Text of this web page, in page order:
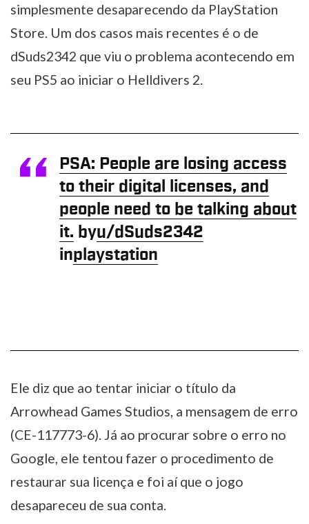
simplesmente desaparecendo da PlayStation
Store. Um dos casos mais recentes é o de
dSuds2342 que viu o problema acontecendo em
seu PS5 ao iniciar o Helldivers 2.
PSA: People are losing access
to their digital licenses, and
people need to be talking about
it. byu/dSuds2342
inplaystation
Ele diz que ao tentar iniciar o título da
Arrowhead Games Studios, a mensagem de erro
(CE-117773-6). Já ao procurar sobre o erro no
Google, ele tentou fazer o procedimento de
restaurar sua licença e foi aí que o jogo
desapareceu de sua conta.